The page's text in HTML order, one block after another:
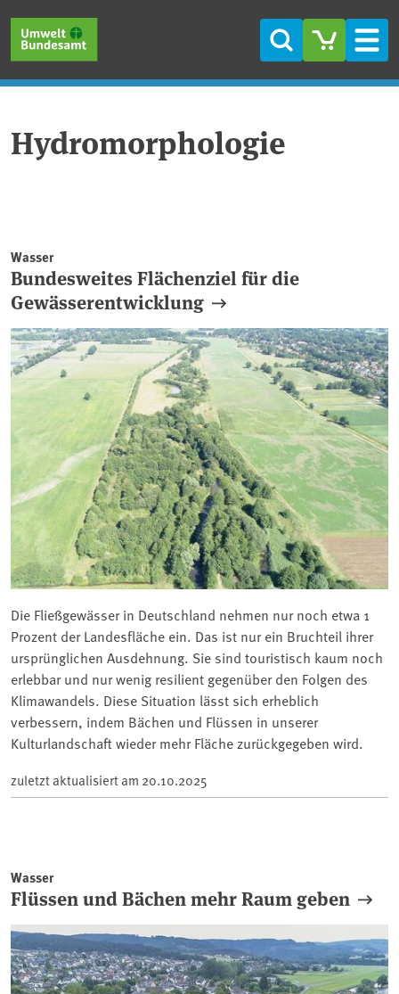
Suche
Hydromorphologie
Wasser
Bundesweites Flächenziel für die
Gewässerentwicklung
Die Fließgewässer in Deutschland nehmen nur noch etwa 1
Prozent der Landesfläche ein. Das ist nur ein Bruchteil ihrer
ursprünglichen Ausdehnung. Sie sind touristisch kaum noch
erlebbar und nur wenig resilient gegenüber den Folgen des
Klimawandels. Diese Situation lässt sich erheblich
verbessern, indem Bächen und Flüssen in unserer
Kulturlandschaft wieder mehr Fläche zurückgegeben wird.
zuletzt aktualisiert am 20.10.2025
Wasser
Flüssen und Bächen mehr Raum geben